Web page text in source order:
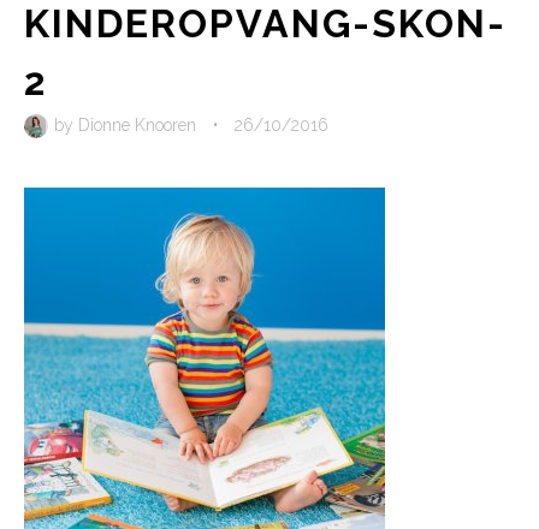
KINDEROPVANG-SKON-
2
by Dionne Knooren • 26/10/2016